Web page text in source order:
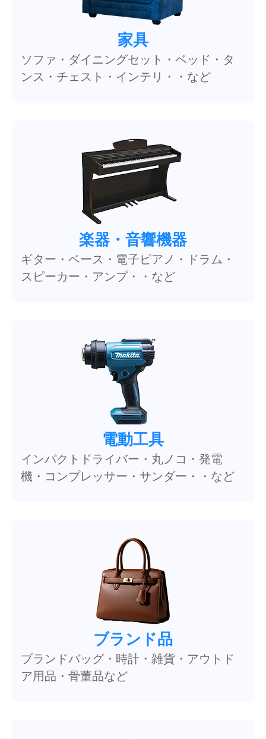
家具
ソファ・ダイニングセット・ベッド・タ
ンス・チェスト・インテリ・・など
楽器・音響機器
ギター・ベース・電子ピアノ・ドラム・
スピーカー・アンプ・・など
電動工具
インパクトドライバー・丸ノコ・発電
機・コンプレッサー・サンダー・・など
ブランド品
ブランドバッグ・時計・雑貨・アウトド
ア用品・骨董品など